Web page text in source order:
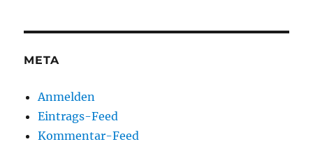
META
Anmelden
Eintrags-Feed
Kommentar-Feed